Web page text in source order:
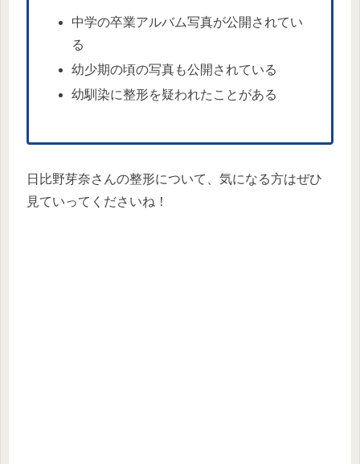
中学の卒業アルバム写真が公開されてい
る
幼少期の頃の写真も公開されている
幼馴染に整形を疑われたことがある
日比野芽奈さんの整形について、気になる方はぜひ
見ていってくださいね！